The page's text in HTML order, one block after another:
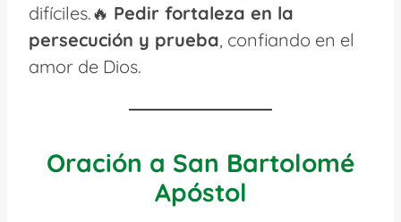
difíciles.🔥 Pedir fortaleza en la
persecución y prueba, confiando en el
amor de Dios.
Oración a San Bartolomé
Apóstol